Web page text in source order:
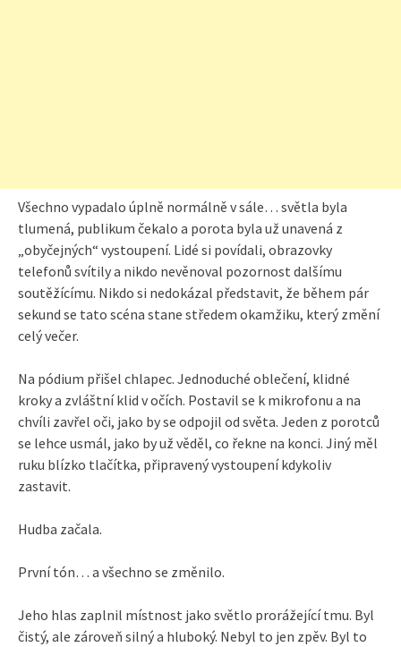
Všechno vypadalo úplně normálně v sále… světla byla
tlumená, publikum čekalo a porota byla už unavená z
„obyčejných“ vystoupení. Lidé si povídali, obrazovky
telefonů svítily a nikdo nevěnoval pozornost dalšímu
soutěžícímu. Nikdo si nedokázal představit, že během pár
sekund se tato scéna stane středem okamžiku, který změní
celý večer.
Na pódium přišel chlapec. Jednoduché oblečení, klidné
kroky a zvláštní klid v očích. Postavil se k mikrofonu a na
chvíli zavřel oči, jako by se odpojil od světa. Jeden z porotců
se lehce usmál, jako by už věděl, co řekne na konci. Jiný měl
ruku blízko tlačítka, připravený vystoupení kdykoliv
zastavit.
Hudba začala.
První tón… a všechno se změnilo.
Jeho hlas zaplnil místnost jako světlo prorážející tmu. Byl
čistý, ale zároveň silný a hluboký. Nebyl to jen zpěv. Byl to